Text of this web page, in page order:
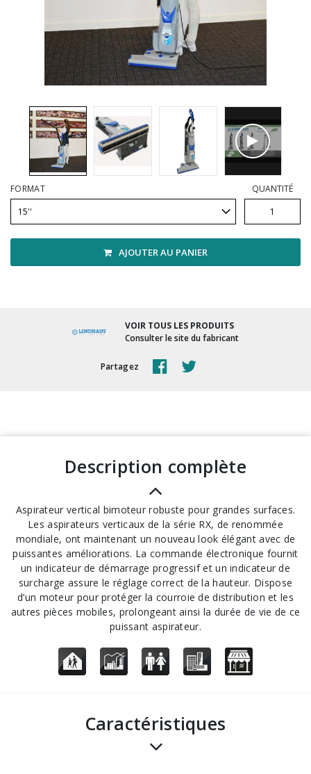
Microfibres et linges divers
Poubelles
Seaux, essoreuses
Tapis
Vadrouilles, manches et cadres
FORMAT QUANTITÉ
AJOUTER AU PANIER
VOIR TOUS LES PRODUITS
Consulter le site du fabricant
Partagez
description complète
Aspirateur vertical bimoteur robuste pour grandes surfaces.
Les aspirateurs verticaux de la série RX, de renommée
mondiale, ont maintenant un nouveau look élégant avec de
puissantes améliorations. La commande électronique fournit
un indicateur de démarrage progressif et un indicateur de
surcharge assure le réglage correct de la hauteur. Dispose
d’un moteur pour protéger la courroie de distribution et les
autres pièces mobiles, prolongeant ainsi la durée de vie de ce
puissant aspirateur.
Caractéristiques